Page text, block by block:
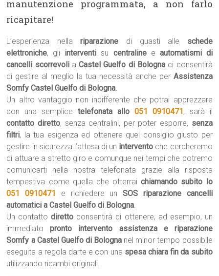
manutenzione programmata, a non farlo
ricapitare!
L’esperienza nellariparazione di guasti alle schede
elettroniche, gli interventi su centralinee automatismi di
cancelli scorrevoliaCastel Guelfo di Bologna ci consentirà
di gestire al meglio la tua necessità anche per Assistenza
Somfy Castel Guelfo di Bologna.
Un altro vantaggio non indifferente che potrai apprezzare
con una semplicetelefonata allo 051 0910471, sarà il
contatto diretto, senza centralini, per poter esporre, senza
filtri, la tua esigenza ed ottenere quel consiglio giusto per
gestire in sicurezza l’attesa di un intervento che cercheremo
di attuare a stretto giro e comunque nei tempi che potremo
comunicarti nella nostra telefonata grazie alla risposta
tempestiva come quella che otterraichiamando subito lo
051 0910471
e richiedere unSOS riparazione cancelli
automatici a Castel Guelfo di Bologna.
Un contattodiretto consentirà di ottenere, ad esempio, un
immediatopronto intervento assistenza e riparazione
Somfy a Castel Guelfo di Bologna nel minor tempo possibile
eseguita a regola darte e con una spesa chiara fin da subito
utilizzando ricambi originali.